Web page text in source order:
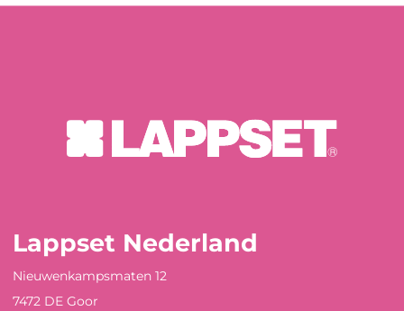
Lappset Nederland
Nieuwenkampsmaten 12
7472 DE Goor